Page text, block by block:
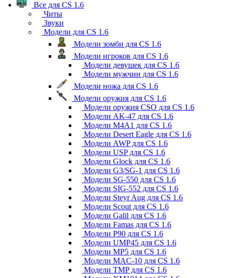
Все для CS 1.6
Читы
Звуки
Модели для CS 1.6
Модели зомби для CS 1.6
Модели игроков для CS 1.6
Модели девушек для CS 1.6
Модели мужчин для CS 1.6
Модели ножа для CS 1.6
Модели оружия для CS 1.6
Модели оружия CSO для CS 1.6
Модели AK-47 для CS 1.6
Модели M4A1 для CS 1.6
Модели Desert Eagle для CS 1.6
Модели AWP для CS 1.6
Модели USP для CS 1.6
Модели Glock для CS 1.6
Модели G3/SG-1 для CS 1.6
Модели SG-550 для CS 1.6
Модели SIG-552 для CS 1.6
Модели Steyr Aug для CS 1.6
Модели Scout для CS 1.6
Модели Galil для CS 1.6
Модели Famas для CS 1.6
Модели P90 для CS 1.6
Модели UMP45 для CS 1.6
Модели MP5 для CS 1.6
Модели MAC-10 для CS 1.6
Модели TMP для CS 1.6